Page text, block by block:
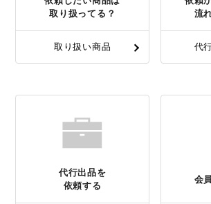
取り扱ってる？
取り扱い商品
流
代
代行出品を
依頼する
会